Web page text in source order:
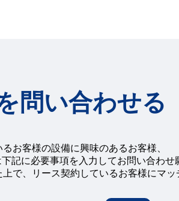
問い合わせる
お客様の設備に興味のあるお客様、
記に必要事項を入力してお問い合わせ
で、リース契約しているお客様にマッ